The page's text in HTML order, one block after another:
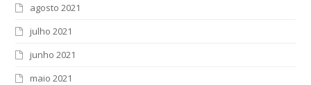
agosto 2021
julho 2021
junho 2021
maio 2021